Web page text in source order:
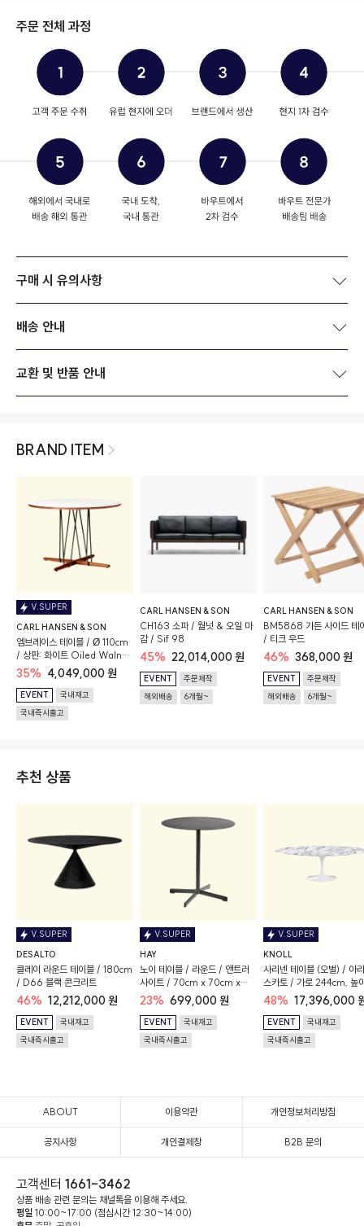
주문 전체 과정
구매 시 유의사항
배송 안내
교환 및 반품 안내
BRAND ITEM
V.SUPER
CARL HANSEN & SON
엠브레이스 테이블 / Ø 110cm
/ 상판: 화이트 Oiled Walnut
/ 베이스: 블랙
35% 4,049,000 원
EVENT
국내재고
국내즉시출고
CARL HANSEN & SON
CH163 소파 / 월넛 & 오일 마
감 / Sif 98
45% 22,014,000 원
EVENT
주문제작
해외배송
6개월~
CARL HANSEN & SON
BM5868 가든 사이드 테
/ 티크 우드
46% 368,000 원
EVENT
주문제작
해외배송
6개월~
추천 상품
V.SUPER
DESALTO
클레이 라운드 테이블 / 180cm
/ D66 블랙 콘크리트
46% 12,212,000 원
EVENT
국내재고
국내즉시출고
V.SUPER
HAY
노이 테이블 / 라운드 / 앤트러
사이트 / 70cm x 70cm x
74cm
23% 699,000 원
EVENT
국내재고
국내즉시출고
V.SUPER
KNOLL
사리넨 테이블 (오벌) / 아
스카토 / 가로 244cm, 높
74cm / 새틴 마감
48% 17,396,000
EVENT
국내재고
국내즉시출고
ABOUT 이용약관 개인정보처리방침
공지사항 개인결제창 B2B 문의
고객센터 1661-3462
상품 배송 관련 문의는 채널톡을 이용해 주세요.
평일 10:00~17:00 (점심시간 12:30~14:00)